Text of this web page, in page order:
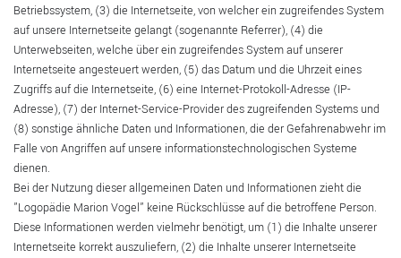
Betriebssystem, (3) die Internetseite, von welcher ein zugreifendes System
auf unsere Internetseite gelangt (sogenannte Referrer), (4) die
Unterwebseiten, welche über ein zugreifendes System auf unserer
Internetseite angesteuert werden, (5) das Datum und die Uhrzeit eines
Zugriffs auf die Internetseite, (6) eine Internet-Protokoll-Adresse (IP-
Adresse), (7) der Internet-Service-Provider des zugreifenden Systems und
(8) sonstige ähnliche Daten und Informationen, die der Gefahrenabwehr im
Falle von Angriffen auf unsere informationstechnologischen Systeme
dienen.
Bei der Nutzung dieser allgemeinen Daten und Informationen zieht die
"Logopädie Marion Vogel" keine Rückschlüsse auf die betroffene Person.
Diese Informationen werden vielmehr benötigt, um (1) die Inhalte unserer
Internetseite korrekt auszuliefern, (2) die Inhalte unserer Internetseite